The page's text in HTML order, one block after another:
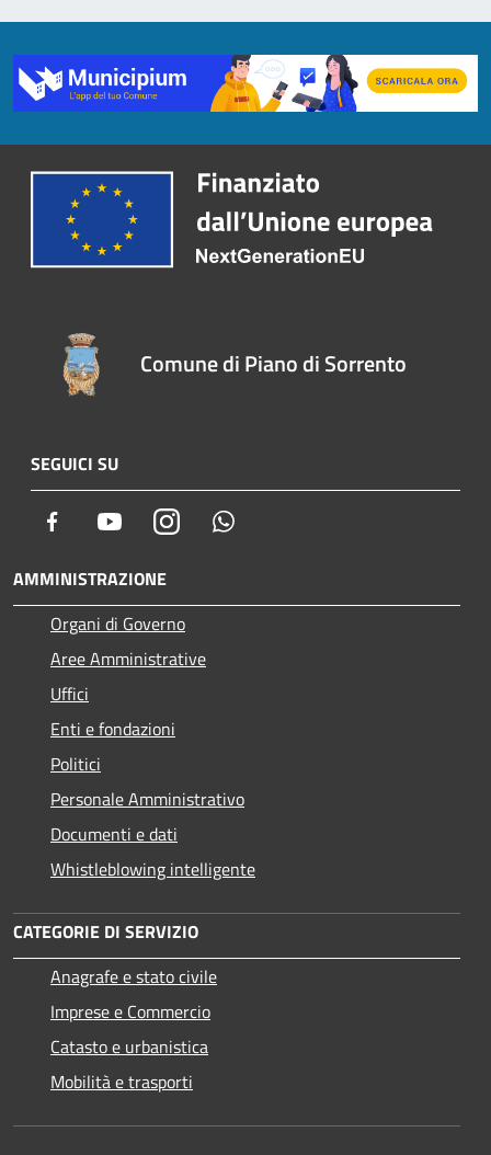
Comune di Piano di Sorrento
SEGUICI SU
Facebook YoutubeInstagram
AMMINISTRAZIONE
Organi di Governo
Aree Amministrative
Uffici
Enti e fondazioni
Politici
Personale Amministrativo
Documenti e dati
Whistleblowing intelligente
CATEGORIE DI SERVIZIO
Anagrafe e stato civile
Imprese e Commercio
Catasto e urbanistica
Mobilità e trasporti